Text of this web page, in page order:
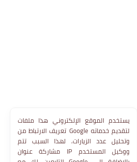
يستخدم الموقع الإلكتروني هذا ملفات
تعريف الارتباط من Google لتقديم خدماته
وتحليل عدد الزيارات. لهذا السبب تتم
مشاركة عنوان IP ووكيل المستخدم